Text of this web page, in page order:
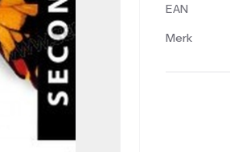
EAN
Merk